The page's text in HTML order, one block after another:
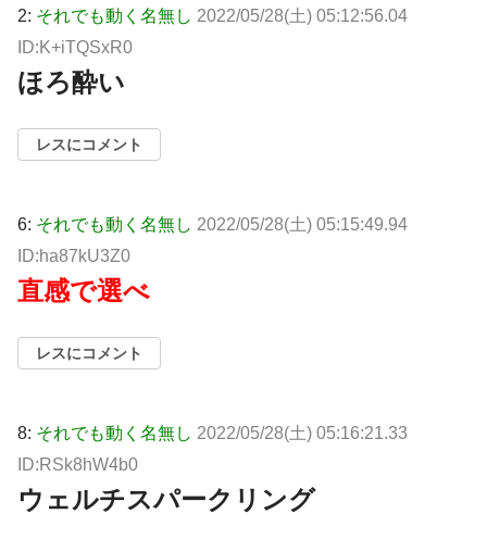
2: それでも動く名無し 2022/05/28(土) 05:12:56.04
ID:K+iTQSxR0
ほろ酔い
レスにコメント
6: それでも動く名無し 2022/05/28(土) 05:15:49.94
ID:ha87kU3Z0
直感で選べ
レスにコメント
8: それでも動く名無し 2022/05/28(土) 05:16:21.33
ID:RSk8hW4b0
ウェルチスパークリング